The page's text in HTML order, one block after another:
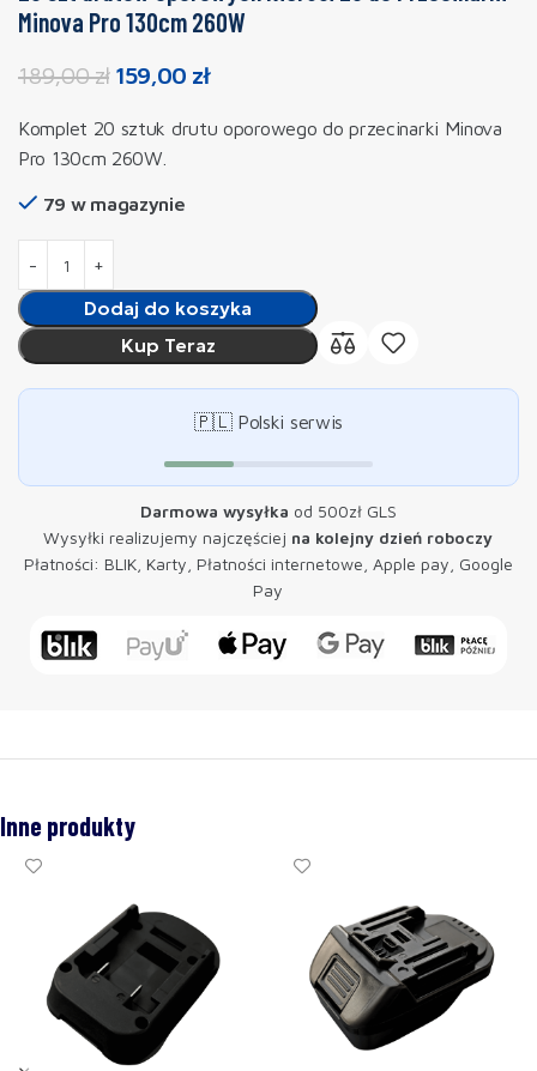
Minova Pro 130cm 260W
189,00zł 159,00 zł
Komplet 20 sztuk drutu oporowego do przecinarki Minova
Pro 130cm 260W.
79 w magazynie
Dodaj do koszyka
Kup Teraz
🇵🇱 Polski serwis
Darmowa wysyłka od 500zł GLS
Wysyłki realizujemy najczęściej na kolejny dzień roboczy
Płatności: BLIK, Karty, Płatności internetowe, Apple pay, Google
Pay
Inne produkty